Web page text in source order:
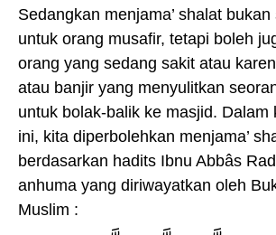
Sedangkan menjama’ shalat
untuk orang musafir, tetapi boleh
orang yang sedang sakit atau
atau banjir yang menyulitkan
untuk bolak-balik ke masjid. Dalam
ini, kita diperbolehkan menjama’
berdasarkan hadits Ibnu Abbâs
anhuma yang diriwayatkan oleh
Muslim :